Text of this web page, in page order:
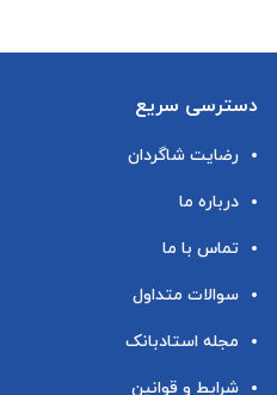
دسترسی سریع
رضایت شاگردان
درباره ما
تماس با ما
سوالات متداول
مجله استادبانک
شرایط و قوانین